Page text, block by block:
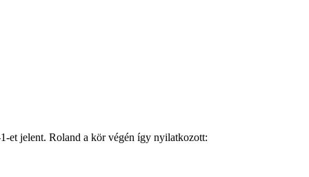
et jelent. Roland a kör végén így nyilatkozott: